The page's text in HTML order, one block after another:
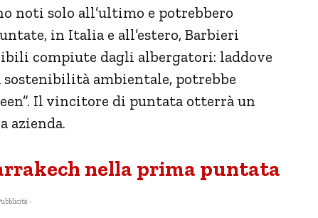
noti solo all’ultimo e potrebbero
in Italia e all’estero, Barbieri
compiute dagli albergatori: laddove
ambientale, potrebbe
Il vincitore di puntata otterrà un
azienda.
nella prima puntata
-